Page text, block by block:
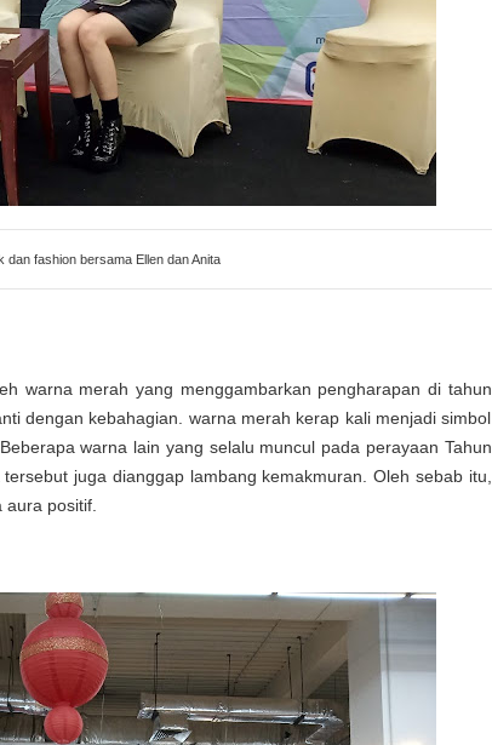
dan fashion bersama Ellen dan Anita
warna merah yang menggambarkan pengharapan di tahun
dengan kebahagian. warna merah kerap kali menjadi simbol
warna lain yang selalu muncul pada perayaan Tahun
juga dianggap lambang kemakmuran. Oleh sebab itu,
positif.